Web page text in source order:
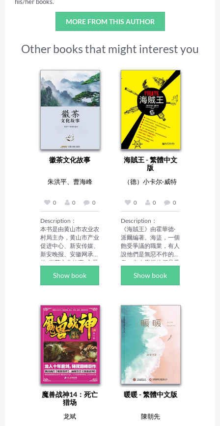
MORE FROM THIS AUTHOR
Other books that might interest you
徽茶文化故事
朱洪平、曹海峰
0 0 0
Description：
本书是由黄山市农业农
村局主办，黄山市产业
促进中心、新安传媒、
新安晚报、安徽网承办
的"徽茶文化故事"主题
本编撰而成。主体包括
安徽知名作家许春樵、
苏北、裴章传、刘政
屏、章玉政等作家的作
品，内容紧扣徽州茶文
化历史及发展衍变：人
与自然的关系、人与人
的关系及人的创造性思
维，使徽茶与人们的美
好向往与崇高追求相契
合，准确把握徽州茶文
化与其他地域茶文化的
区别。纵向上，能
够"检索"出徽州茶文化
的嬗变轨迹；横向上，
可以博览徽州茶文化丰
富的形式及其内涵，旨
Show book
海賊王 - 繁體中文
版
（德）小卡尔·威特
0 0 0
Description：
《海賊王》由霍華德·
派爾編著。海盜，一個
飽受爭議的職業，有人
說他們是無惡不作的魔
鬼，有人覺得他們是爭
上，海盜在文明發展的
進程中，始終扮演著關
耳相傳到後來的文字記
載，直至現在的影像再
現，使得這些原本平凡
的人物被演繹的愈加富
有傳奇色彩。《海賊
王》以獨特的視角描述
了一些歷史上著名的海
盜故事，從布蘭德船長
的幽靈到傑克·巴裏斯
特的財寶，一幕幕或生
動或驚險的故事，使讀
者可以更真實地瞭解海
進那段血雨腥風的曠世
Show book
魔兽战神14：死亡
猎场
龙斌
暖暖 - 繁體中文版
陳朝先